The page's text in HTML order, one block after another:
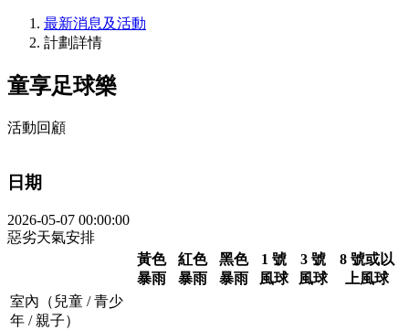
最新消息及活動
計劃詳情
童享足球樂
活動回顧
日期
2026-05-07 00:00:00
惡劣天氣安排
黃色
暴雨
紅色
暴雨
黑色
暴雨
1 號
風球
3 號
風球
8 號或以
上風球
室內（兒童 / 青少
年 / 親子）